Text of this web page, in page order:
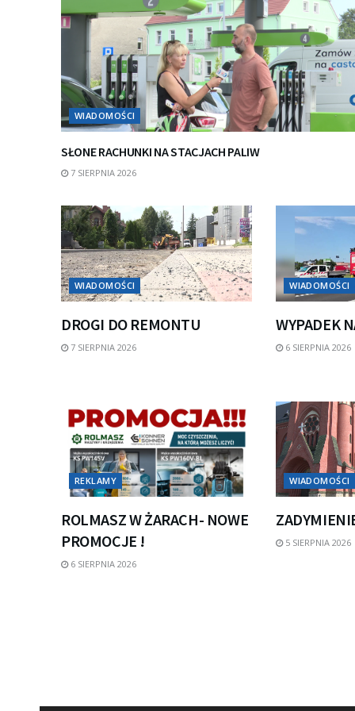
WIADOMOŚCI
SŁONE RACHUNKI NA STACJACH PALIW
7 SIERPNIA 2026
WIADOMOŚCI
DROGI DO REMONTU
7 SIERPNIA 2026
WIADOMOŚCI
WYPADEK
6 SIERPNIA 2026
REKLAMY
ROLMASZ W ŻARACH- NOWE
PROMOCJE !
6 SIERPNIA 2026
WIADOMOŚCI
5 SIERPNIA 2026